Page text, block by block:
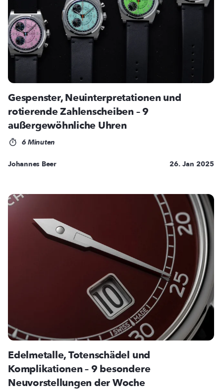
Gespenster, Neuinterpretationen und
rotierende Zahlenscheiben – 9
außergewöhnliche Uhren
6 Minuten
Johannes Beer 26. Jan 2025
Edelmetalle, Totenschädel und
Komplikationen – 9 besondere
Neuvorstellungen der Woche